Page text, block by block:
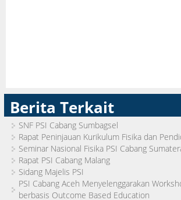
Berita Terkait
SNF PSI Cabang Sumbagsel
Rapat Peninjauan Kurikulum Fisika dan
Seminar Nasional Fisika PSI Cabang
Rapat PSI Cabang Malang
Sidang Majelis PSI
PSI Cabang Aceh Menyelenggarakan
berbasis Outcome Based Education